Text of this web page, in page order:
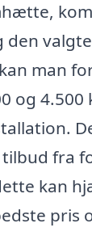
den
man
og
fra
kan
pris